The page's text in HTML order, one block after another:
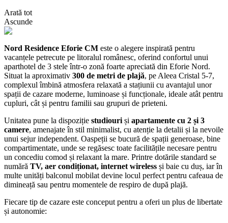
Arată tot
Ascunde
Nord Residence Eforie CM este o alegere inspirată pentru
vacanțele petrecute pe litoralul românesc, oferind confortul unui
aparthotel de 3 stele într-o zonă foarte apreciată din Eforie Nord.
Situat la aproximativ 300 de metri de plajă, pe Aleea Cristal 5-7,
complexul îmbină atmosfera relaxată a stațiunii cu avantajul unor
spații de cazare moderne, luminoase și funcționale, ideale atât pentru
cupluri, cât și pentru familii sau grupuri de prieteni.
Unitatea pune la dispoziție studiouri și apartamente cu 2 și 3
camere, amenajate în stil minimalist, cu atenție la detalii și la nevoile
unui sejur independent. Oaspeții se bucură de spații generoase, bine
compartimentate, unde se regăsesc toate facilitățile necesare pentru
un concediu comod și relaxant la mare. Printre dotările standard se
numără TV, aer condiționat, internet wireless și baie cu duș, iar în
multe unități balconul mobilat devine locul perfect pentru cafeaua de
dimineață sau pentru momentele de respiro de după plajă.
Fiecare tip de cazare este conceput pentru a oferi un plus de libertate
și autonomie: